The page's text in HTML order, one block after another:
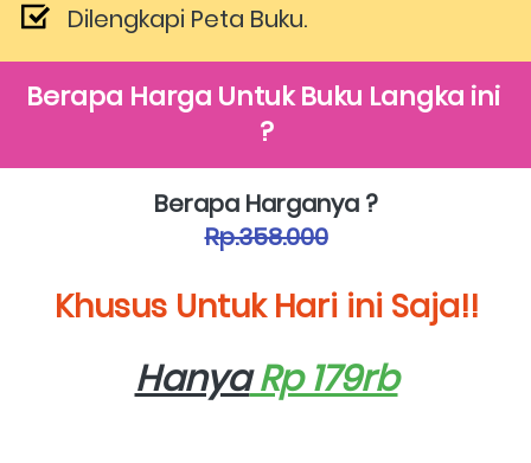
Dilengkapi Peta Buku.
Berapa Harga Untuk Buku Langka ini
?
Berapa Harganya ?
Rp.358.000
Khusus Untuk Hari ini Saja!!
Hanya Rp 179rb